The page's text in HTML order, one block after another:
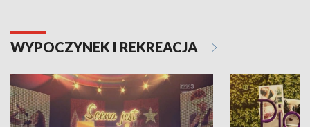
WYPOCZYNEK I REKREACJA